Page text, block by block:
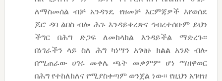
ለማስመሰል ብቻ አንዳንዴ የዘመቻ እርምጃዎች እየወሰደ
ጆሮ ዳባ ልበስ ብሎ ሕጉ እንዳይቀረጽና ኅብረተሰቡም ይህን
ችግር በሕግ ድጋፍ ለመከላከል እንዳይችል ማድረጉ፡፡
በነገራችን ላይ ስለ ሕግ ካነሣን አገዛዙ ክልል አንድ ብሎ
በሚጠራው ሀገሩ መቀሌ ጫት መቃምም ሆነ ማዘዋወር
በሕግ የተከለከለና የሚያስቀጣም ወንጀል ነው፡፡ የዚህን አገዛዝ